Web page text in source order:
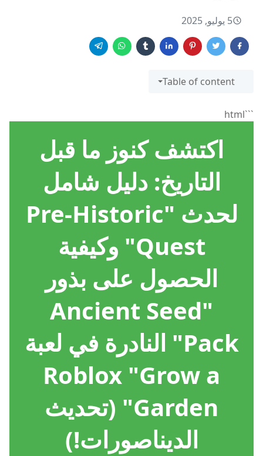
5 يوليو, 2025
Table of content
```html
اكتشف كنوز ما قبل
التاريخ: دليل شامل
لحدث "Pre-Historic
Quest" وكيفية
الحصول على بذور
"Ancient Seed
Pack" النادرة في لعبة
Roblox "Grow a
Garden" (تحديث
الديناصورات!)